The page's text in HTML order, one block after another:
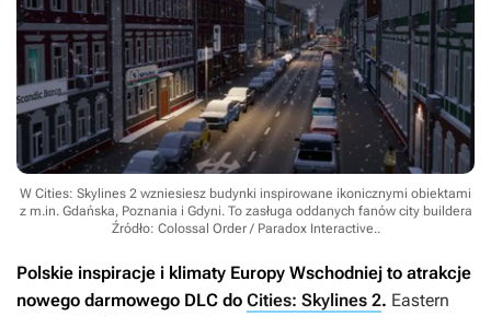
W Cities: Skylines 2 wzniesiesz budynki inspirowane ikonicznymi obiektami
z m.in. Gdańska, Poznania i Gdyni. To zasługa oddanych fanów city buildera
Źródło: Colossal Order / Paradox Interactive..
Polskie inspiracje i klimaty Europy Wschodniej to atrakcje
nowego darmowego DLC do Cities: Skylines 2. Eastern